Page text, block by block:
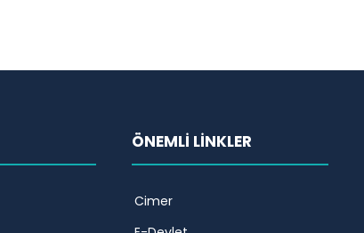
ÖNEMLİ LİNKLER
Cimer